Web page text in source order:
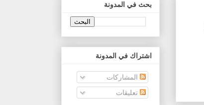
بحث في المدونة
اشتراك في المدونة
المشاركات
تعليقات